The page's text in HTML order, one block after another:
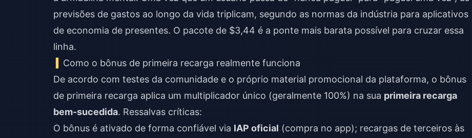
previsões de gastos ao longo da vida triplicam, segundo as normas da indústria para aplicativos
de economia de presentes. O pacote de $3,44 é a ponte mais barata possível para cruzar essa
linha.
Como o bônus de primeira recarga realmente funciona
De acordo com testes da comunidade e o próprio material promocional da plataforma, o bônus
de primeira recarga aplica um multiplicador único (geralmente 100%) na sua primeira recarga
bem-sucedida. Ressalvas críticas:
O bônus é ativado de forma confiável via IAP oficial (compra no app); recargas de terceiros às